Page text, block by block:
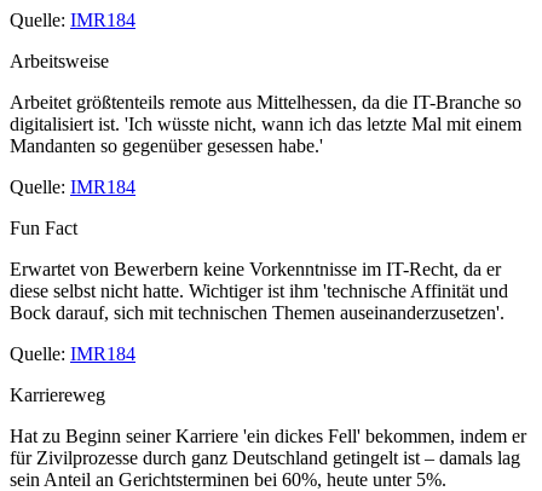
Quelle: IMR184
Arbeitsweise
Arbeitet größtenteils remote aus Mittelhessen, da die IT-Branche so
digitalisiert ist. 'Ich wüsste nicht, wann ich das letzte Mal mit einem
Mandanten so gegenüber gesessen habe.'
Quelle: IMR184
Fun Fact
Erwartet von Bewerbern keine Vorkenntnisse im IT-Recht, da er
diese selbst nicht hatte. Wichtiger ist ihm 'technische Affinität und
Bock darauf, sich mit technischen Themen auseinanderzusetzen'.
Quelle: IMR184
Karriereweg
Hat zu Beginn seiner Karriere 'ein dickes Fell' bekommen, indem er
für Zivilprozesse durch ganz Deutschland getingelt ist – damals lag
sein Anteil an Gerichtsterminen bei 60%, heute unter 5%.